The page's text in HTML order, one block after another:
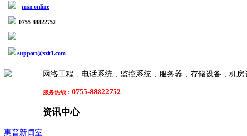
msn online
0755-88822752
support@szit1.com
网络工程，电话系统，监控系统，服务器，存储设备，机房
服务热线： 0755-88822752
资讯中心
惠普新闻室